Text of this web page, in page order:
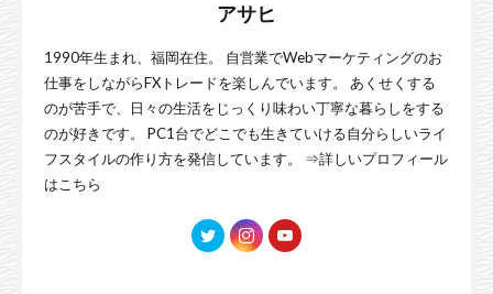
アサヒ
1990年生まれ、福岡在住。 自営業でWebマーケティングのお
仕事をしながらFXトレードを楽しんでいます。 あくせくする
のが苦手で、日々の生活をじっくり味わい丁寧な暮らしをする
のが好きです。 PC1台でどこでも生きていける自分らしいライ
フスタイルの作り方を発信しています。 ⇒詳しいプロフィール
はこちら